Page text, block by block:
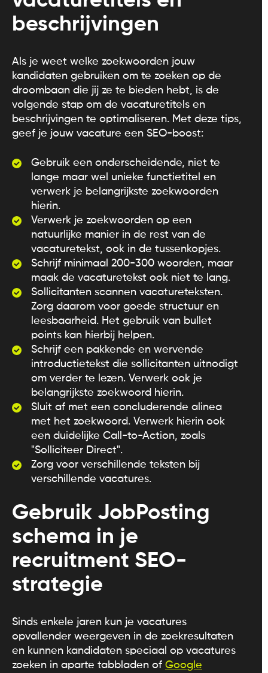
beschrijvingen
Als je weet welke zoekwoorden jouw
kandidaten gebruiken om te zoeken op de
droombaan die jij ze te bieden hebt, is de
volgende stap om de vacaturetitels en
beschrijvingen te optimaliseren. Met deze tips,
geef je jouw vacature een SEO-boost:
Gebruik een onderscheidende, niet te
lange maar wel unieke functietitel en
verwerk je belangrijkste zoekwoorden
hierin.
Verwerk je zoekwoorden op een
natuurlijke manier in de rest van de
vacaturetekst, ook in de tussenkopjes.
Schrijf minimaal 200-300 woorden, maar
maak de vacaturetekst ook niet te lang.
Sollicitanten scannen vacatureteksten.
Zorg daarom voor goede structuur en
leesbaarheid. Het gebruik van bullet
points kan hierbij helpen.
Schrijf een pakkende en wervende
introductietekst die sollicitanten uitnodigt
om verder te lezen. Verwerk ook je
belangrijkste zoekwoord hierin.
Sluit af met een concluderende alinea
met het zoekwoord. Verwerk hierin ook
een duidelijke Call-to-Action, zoals
"Solliciteer Direct".
Zorg voor verschillende teksten bij
verschillende vacatures.
Gebruik JobPosting
schema in je
recruitment SEO-
strategie
Sinds enkele jaren kun je vacatures
opvallender weergeven in de zoekresultaten
en kunnen kandidaten speciaal op vacatures
zoeken in aparte tabbladen of Google